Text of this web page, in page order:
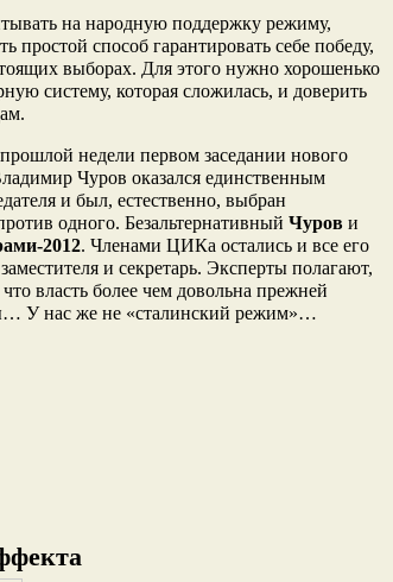
на народную поддержку режиму,
простой способ гарантировать себе победу,
выборах. Для этого нужно хорошенько
систему, которая сложилась, и доверить
недели первом заседании нового
Чуров оказался единственным
и был, естественно, выбран
одного. Безальтернативный Чуров и
2012. Членами ЦИКа остались и все его
и секретарь. Эксперты полагают,
что власть более чем довольна прежней
У нас же не «сталинский режим»…